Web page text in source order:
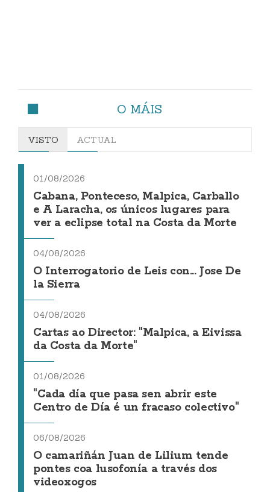
O MÁIS
VISTO ACTUAL
01/08/2026
Cabana, Ponteceso, Malpica, Carballo
e A Laracha, os únicos lugares para
ver a eclipse total na Costa da Morte
04/08/2026
O Interrogatorio de Leis con... Jose De
la Sierra
04/08/2026
Cartas ao Director: "Malpica, a Eivissa
da Costa da Morte"
01/08/2026
"Cada día que pasa sen abrir este
Centro de Día é un fracaso colectivo"
06/08/2026
O camariñán Juan de Lilium tende
pontes coa lusofonía a través dos
videoxogos